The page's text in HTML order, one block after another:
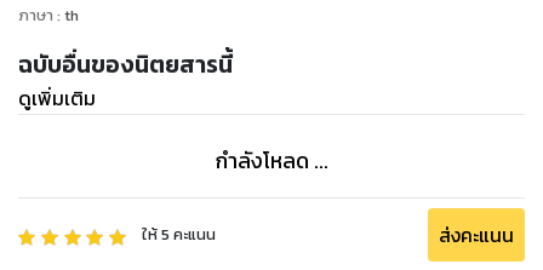
ภาษา : th
ฉบับอื่นของนิตยสารนี้
ดูเพิ่มเติม
กำลังโหลด ...
ให้5 คะแนน ส่งคะแนน